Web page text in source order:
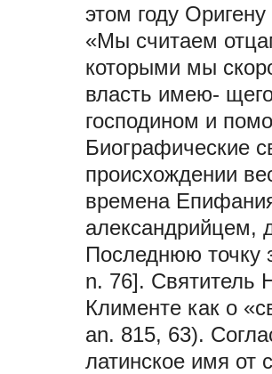
этом году
«Мы считаем
которыми мы
власть имею-
господином и
Биографические
происхождении
времена
александрийцем,
Последнюю точку
n. 76]. Святитель
Клименте как о
an. 815, 63).
латинское имя от